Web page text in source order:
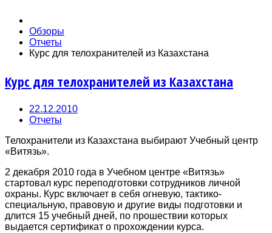
Обзоры
Отчеты
Курс для телохранителей из Казахстана
Курс для телохранителей из Казахстана
22.12.2010
Отчеты
Телохранители из Казахстана выбирают Учебный центр
«Витязь».
2 декабря 2010 года в Учебном центре «Витязь»
стартовал курс переподготовки сотрудников личной
охраны. Курс включает в себя огневую, тактико-
специальную, правовую и другие виды подготовки и
длится 15 учебный дней, по прошествии которых
выдается сертификат о прохождении курса.